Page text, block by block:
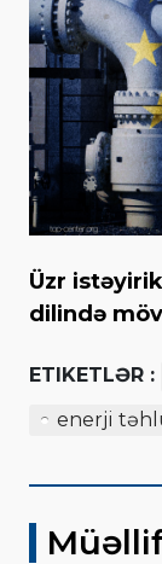
Üzr
dilində
ETIKETLƏR :
enerji